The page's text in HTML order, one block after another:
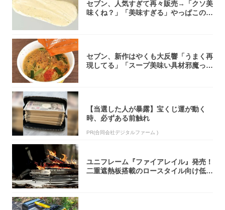
セブン、人気すぎて再々販売→「クソ美
味くね？」「美味すぎる」やっぱこのク
セブン、新作はやくも大反響「うまく再
現してる」「スープ美味い具材邪魔って
【当選した人が暴露】宝くじ運が動く
時、必ずある前触れ
PR(合同会社デジタルファーム )
ユニフレーム『ファイアレイル』発売！
二重遮熱板搭載のロースタイル向け低型